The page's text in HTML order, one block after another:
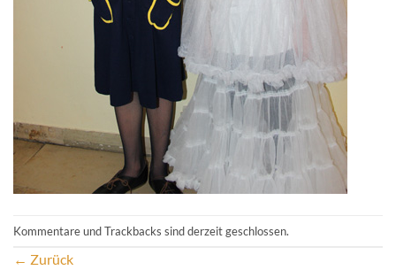
Kommentare und Trackbacks sind derzeit geschlossen.
← Zurück